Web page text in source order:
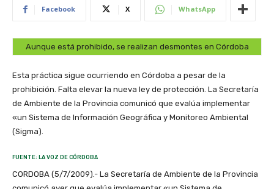
Facebook X WhatsApp
Aunque está prohibido, se realizan desmontes en Córdoba
Esta práctica sigue ocurriendo en Córdoba a pesar de la
prohibición. Falta elevar la nueva ley de protección. La Secretaría
de Ambiente de la Provincia comunicó que evalúa implementar
«un Sistema de Información Geográfica y Monitoreo Ambiental
(Sigma).
FUENTE: LA VOZ DE CÓRDOBA
CORDOBA (5/7/2009).- La Secretaría de Ambiente de la Provincia